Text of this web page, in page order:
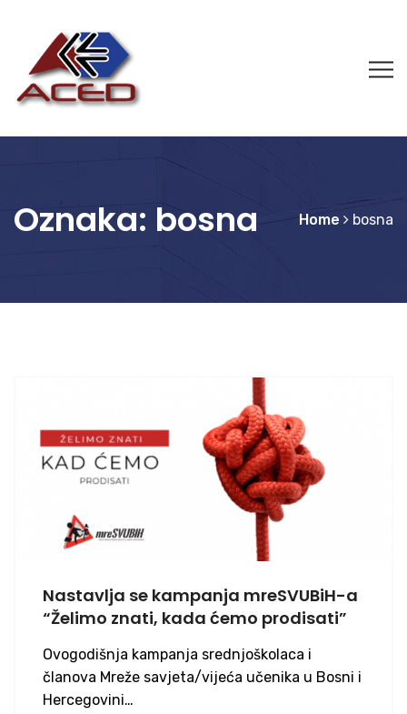
Oznaka: bosna Home bosna
Nastavlja se kampanja mreSVUBiH-a
“Želimo znati, kada ćemo prodisati”
Ovogodišnja kampanja srednjoškolaca i
članova Mreže savjeta/vijeća učenika u Bosni i
Hercegovini…